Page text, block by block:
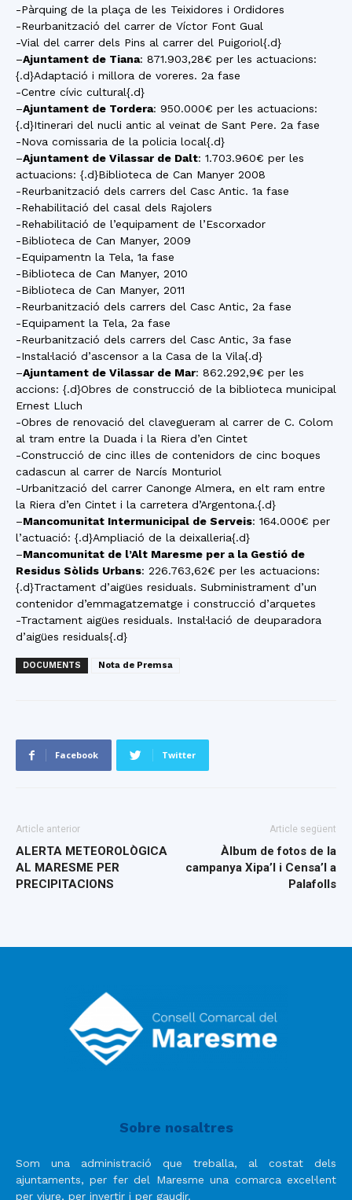
-Pàrquing de la plaça de les Teixidores i Ordidores
-Reurbanització del carrer de Víctor Font Gual
-Vial del carrer dels Pins al carrer del Puigoriol{.d}
–Ajuntament de Tiana: 871.903,28€ per les actuacions:
{.d}Adaptació i millora de voreres. 2a fase
-Centre cívic cultural{.d}
–Ajuntament de Tordera: 950.000€ per les actuacions:
{.d}Itinerari del nucli antic al veïnat de Sant Pere. 2a fase
-Nova comissaria de la policia local{.d}
–Ajuntament de Vilassar de Dalt: 1.703.960€ per les
actuacions: {.d}Biblioteca de Can Manyer 2008
-Reurbanització dels carrers del Casc Antic. 1a fase
-Rehabilitació del casal dels Rajolers
-Rehabilitació de l’equipament de l’Escorxador
-Biblioteca de Can Manyer, 2009
-Equipamentn la Tela, 1a fase
-Biblioteca de Can Manyer, 2010
-Biblioteca de Can Manyer, 2011
-Reurbanització dels carrers del Casc Antic, 2a fase
-Equipament la Tela, 2a fase
-Reurbanització dels carrers del Casc Antic, 3a fase
-Instal·lació d’ascensor a la Casa de la Vila{.d}
–Ajuntament de Vilassar de Mar: 862.292,9€ per les
accions: {.d}Obres de construcció de la biblioteca municipal
Ernest Lluch
-Obres de renovació del clavegueram al carrer de C. Colom
al tram entre la Duada i la Riera d’en Cintet
-Construcció de cinc illes de contenidors de cinc boques
cadascun al carrer de Narcís Monturiol
-Urbanització del carrer Canonge Almera, en elt ram entre
la Riera d’en Cintet i la carretera d’Argentona.{.d}
–Mancomunitat Intermunicipal de Serveis: 164.000€ per
l’actuació: {.d}Ampliació de la deixalleria{.d}
–Mancomunitat de l’Alt Maresme per a la Gestió de
Residus Sòlids Urbans: 226.763,62€ per les actuacions:
{.d}Tractament d’aigües residuals. Subministrament d’un
contenidor d’emmagatzematge i construcció d’arquetes
-Tractament aigües residuals. Instal·lació de deuparadora
d’aigües residuals{.d}
DOCUMENTS Nota de Premsa
Facebook Twitter
Article anterior
ALERTA METEOROLÒGICA
AL MARESME PER
PRECIPITACIONS
Article següent
Àlbum de fotos de la
campanya Xipa’l i Censa’l a
Palafolls
Sobre nosaltres
Som una administració que treballa, al costat dels
ajuntaments, per fer del Maresme una comarca excel·lent
per viure, per invertir i per gaudir.